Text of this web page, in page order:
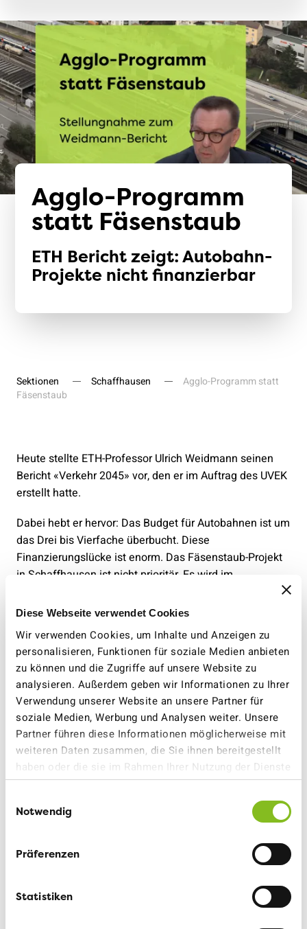
Diese Webseite verwendet Cookies
Wir verwenden Cookies, um Inhalte und Anzeigen zu
personalisieren, Funktionen für soziale Medien anbieten
zu können und die Zugriffe auf unsere Website zu
analysieren. Außerdem geben wir Informationen zu Ihrer
Verwendung unserer Website an unsere Partner für
soziale Medien, Werbung und Analysen weiter. Unsere
Partner führen diese Informationen möglicherweise mit
weiteren Daten zusammen, die Sie ihnen bereitgestellt
haben oder die sie im Rahmen Ihrer Nutzung der Dienste
gesammelt haben.
Notwendig
Präferenzen
Statistiken
Agglo-Programm
statt Fäsenstaub
ETH Bericht zeigt: Autobahn-
Projekte nicht finanzierbar
Sektionen Schaffhausen
Agglo-Programm statt
Fäsenstaub
Heute stellte ETH-Professor Ulrich Weidmann seinen
Bericht «Verkehr 2045» vor, den er im Auftrag des UVEK
erstellt hatte.
Dabei hebt er hervor: Das Budget für Autobahnen ist um
das Drei bis Vierfache überbucht. Diese
Finanzierungslücke ist enorm. Das Fäsenstaub-Projekt
in Schaffhausen ist nicht prioritär. Es wird im
Kein Finanzierungsproblem gibt es hingegen bei den
Agglomerationsprogrammen. Und genau diese werden
bei den aktuellen Verkehrsproblemen in den Zentren
eine wichtige Rolle spielen. Konkret heisst das: Mehr
Fuss-, Velo- und Busverkehr. Auch die Einführung von
Tempo 30 auf der Bachstrasse ist bereits Teil des
Schaffhauser Agglomerationsprogrammes.
Und noch eine gute Nachricht: Die Bahnstrecke
Schaffhausen-Zürich soll doppelspurig werden. Damit
Wer will schon neue Autobahnen, wenn man mit der
kommt? Wir sicher nicht.
undemokratischen Autobahn-Zwängerei